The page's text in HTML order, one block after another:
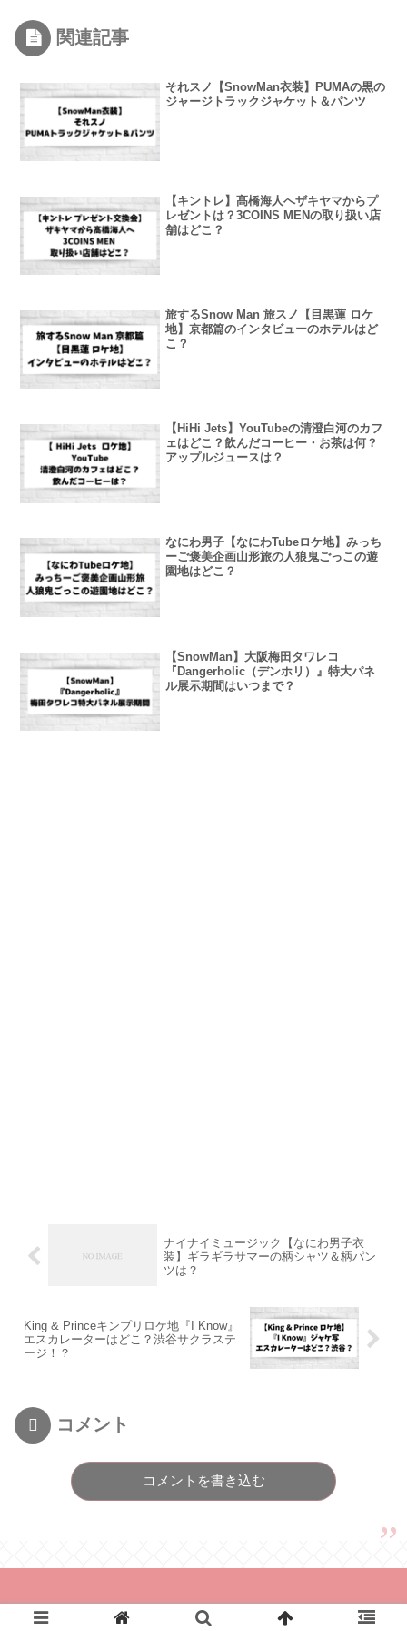
関連記事
それスノ【SnowMan衣装】PUMAの黒の
ジャージトラックジャケット＆パンツ
【キントレ】髙橋海人へザキヤマからプ
レゼントは？3COINS MENの取り扱い店
舗はどこ？
旅するSnow Man 旅スノ【目黒蓮 ロケ
地】京都篇のインタビューのホテルはど
こ？
【HiHi Jets】YouTubeの清澄白河のカフ
ェはどこ？飲んだコーヒー・お茶は何？
アップルジュースは？
なにわ男子【なにわTubeロケ地】みっち
ーご褒美企画山形旅の人狼鬼ごっこの遊
園地はどこ？
【SnowMan】大阪梅田タワレコ
『Dangerholic（デンホリ）』特大パネ
ル展示期間はいつまで？
ナイナイミュージック【なにわ男子衣
装】ギラギラサマーの柄シャツ＆柄パン
ツは？
King & Princeキンプリロケ地『I Know』
エスカレーターはどこ？渋谷サクラステ
ージ！？
コメント
コメントを書き込む
© 2021 とれんどあんど.